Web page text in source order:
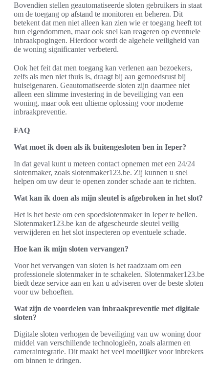
Bovendien stellen geautomatiseerde sloten gebruikers in staat
om de toegang op afstand te monitoren en beheren. Dit
betekent dat men niet alleen kan zien wie er toegang heeft tot
hun eigendommen, maar ook snel kan reageren op eventuele
inbraakpogingen. Hierdoor wordt de algehele veiligheid van
de woning significanter verbeterd.
Ook het feit dat men toegang kan verlenen aan bezoekers,
zelfs als men niet thuis is, draagt bij aan gemoedsrust bij
huiseigenaren. Geautomatiseerde sloten zijn daarmee niet
alleen een slimme investering in de beveiliging van een
woning, maar ook een ultieme oplossing voor moderne
inbraakpreventie.
FAQ
Wat moet ik doen als ik buitengesloten ben in Ieper?
In dat geval kunt u meteen contact opnemen met een 24/24
slotenmaker, zoals slotenmaker123.be. Zij kunnen u snel
helpen om uw deur te openen zonder schade aan te richten.
Wat kan ik doen als mijn sleutel is afgebroken in het slot?
Het is het beste om een spoedslotenmaker in Ieper te bellen.
Slotenmaker123.be kan de afgescheurde sleutel veilig
verwijderen en het slot inspecteren op eventuele schade.
Hoe kan ik mijn sloten vervangen?
Voor het vervangen van sloten is het raadzaam om een
professionele slotenmaker in te schakelen. Slotenmaker123.be
biedt deze service aan en kan u adviseren over de beste sloten
voor uw behoeften.
Wat zijn de voordelen van inbraakpreventie met digitale
sloten?
Digitale sloten verhogen de beveiliging van uw woning door
middel van verschillende technologieën, zoals alarmen en
cameraintegratie. Dit maakt het veel moeilijker voor inbrekers
om binnen te dringen.